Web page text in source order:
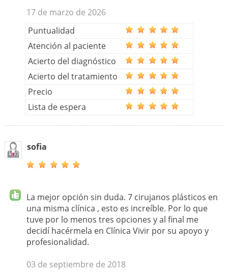
17 de marzo de 2026
Puntualidad
Atención al paciente
Acierto del diagnóstico
Acierto del tratamiento
Precio
Lista de espera
sofia
La mejor opción sin duda. 7 cirujanos plásticos en
una misma clínica , esto es increíble. Por lo que
tuve por lo menos tres opciones y al final me
decidí hacérmela en Clínica Vivir por su apoyo y
profesionalidad.
03 de septiembre de 2018